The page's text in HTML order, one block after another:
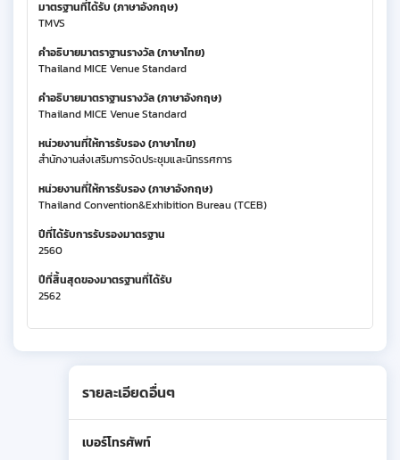
มาตรฐานที่ได้รับ (ภาษาอังกฤษ)
TMVS
คำอธิบายมาตราฐานรางวัล (ภาษาไทย)
Thailand MICE Venue Standard
คำอธิบายมาตราฐานรางวัล (ภาษาอังกฤษ)
Thailand MICE Venue Standard
หน่วยงานที่ให้การรับรอง (ภาษาไทย)
สำนักงานส่งเสริมการจัดประชุมและนิทรรศการ
หน่วยงานที่ให้การรับรอง (ภาษาอังกฤษ)
Thailand Convention&Exhibition Bureau (TCEB)
ปีที่ได้รับการรับรองมาตรฐาน
2560
ปีที่สิ้นสุดของมาตรฐานที่ได้รับ
2562
รายละเอียดอื่นๆ
เบอร์โทรศัพท์